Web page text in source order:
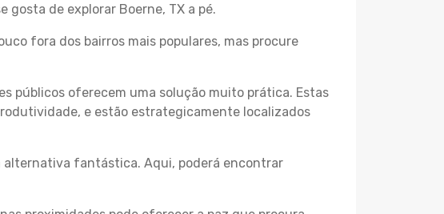
gosta de explorar Boerne, TX a pé.
fora dos bairros mais populares, mas procure
públicos oferecem uma solução muito prática. Estas
e estão estrategicamente localizados
alternativa fantástica. Aqui, poderá encontrar